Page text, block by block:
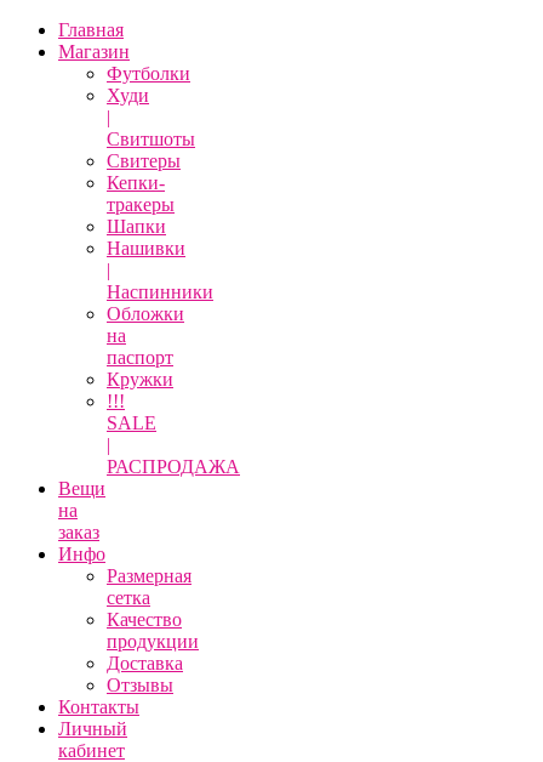
Главная
Магазин
Футболки
Худи
|
Свитшоты
Свитеры
Кепки-
тракеры
Шапки
Нашивки
|
Наспинники
Обложки
на
паспорт
Кружки
!!!
SALE
|
РАСПРОДАЖА
Вещи
на
заказ
Инфо
Размерная
сетка
Качество
продукции
Доставка
Отзывы
Контакты
Личный
кабинет